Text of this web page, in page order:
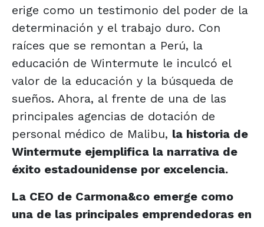
erige como un testimonio del poder de la
determinación y el trabajo duro. Con
raíces que se remontan a Perú, la
educación de Wintermute le inculcó el
valor de la educación y la búsqueda de
sueños. Ahora, al frente de una de las
principales agencias de dotación de
personal médico de Malibu, la historia de
Wintermute ejemplifica la narrativa de
éxito estadounidense por excelencia.
La CEO de Carmona&co emerge como
una de las principales emprendedoras en